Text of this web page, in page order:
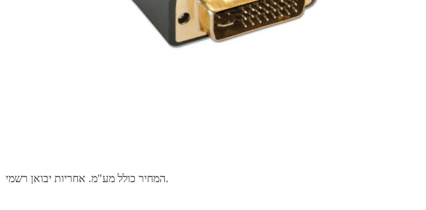
המחיר כולל מע"מ. אחריות יבואן רשמי.